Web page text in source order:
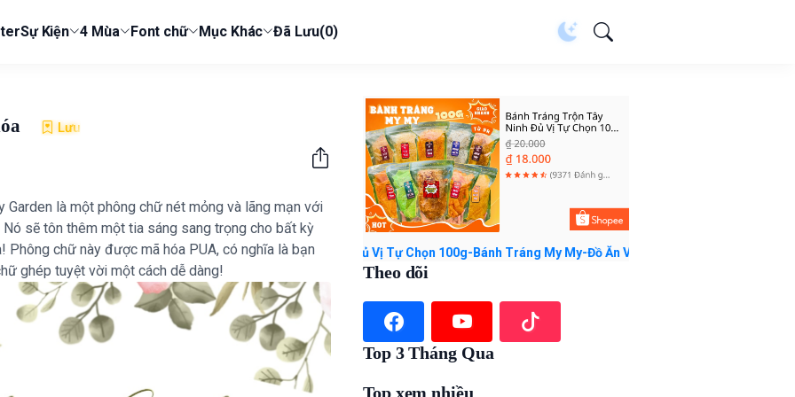
Sự Kiện 4 Mùa Font chữ Mục Khác Đã Lưu(0)
Lưu
là một phông chữ nét mỏng và lãng mạn với
sẽ tôn thêm một tia sáng sang trọng cho bất kỳ
Phông chữ này được mã hóa PUA, có nghĩa là bạn
ghép tuyệt vời một cách dễ dàng!
hộ admin) Xem ngay Bánh Tráng Trộn Tây Ninh Đủ Vị Tự Chọn 100g-Bánh Tráng My My-Đồ Ăn Vặt với giá ₫18.000. Mua ngay trên
Theo dõi
Top 3 Tháng Qua
Top xem nhiều